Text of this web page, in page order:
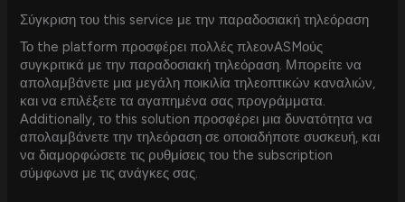
Σύγκριση του this service με την παραδοσιακή τηλεόραση
Το the platform προσφέρει πολλές πλεονASMούς
συγκριτικά με την παραδοσιακή τηλεόραση. Μπορείτε να
απολαμβάνετε μια μεγάλη ποικιλία τηλεοπτικών καναλιών,
και να επιλέξετε τα αγαπημένα σας προγράμματα.
Additionally, το this solution προσφέρει μια δυνατότητα να
απολαμβάνετε την τηλεόραση σε οποιαδήποτε συσκευή, και
να διαμορφώσετε τις ρυθμίσεις του the subscription
σύμφωνα με τις ανάγκες σας.